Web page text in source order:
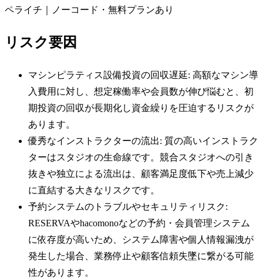
ペライチ｜ノーコード・無料プランあり
リスク要因
マシンピラティス設備投資の回収遅延: 高額なマシン導
入費用に対し、想定稼働率や会員数が伸び悩むと、初
期投資の回収が長期化し資金繰りを圧迫するリスクが
あります。
優秀なインストラクターの流出: 質の高いインストラク
ターはスタジオの生命線です。競合スタジオへの引き
抜きや独立による流出は、顧客満足度低下や売上減少
に直結する大きなリスクです。
予約システムのトラブルやセキュリティリスク:
RESERVAやhacomonoなどの予約・会員管理システム
に依存度が高いため、システム障害や個人情報漏洩が
発生した場合、業務停止や顧客信頼失墜に繋がる可能
性があります。